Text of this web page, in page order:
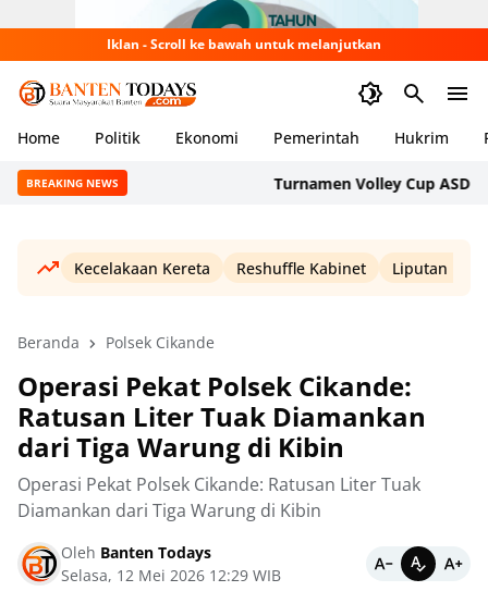
Iklan - Scroll ke bawah untuk melanjutkan
Home Politik Ekonomi Pemerintah Hukrim
BREAKING NEWS Turnamen Volley Cup ASDP
Kecelakaan Kereta Reshuffle Kabinet Liputan Haji
Beranda Polsek Cikande
Operasi Pekat Polsek Cikande:
Ratusan Liter Tuak Diamankan
dari Tiga Warung di Kibin
Operasi Pekat Polsek Cikande: Ratusan Liter Tuak
Diamankan dari Tiga Warung di Kibin
Oleh Banten Todays
Selasa, 12 Mei 2026 12:29 WIB